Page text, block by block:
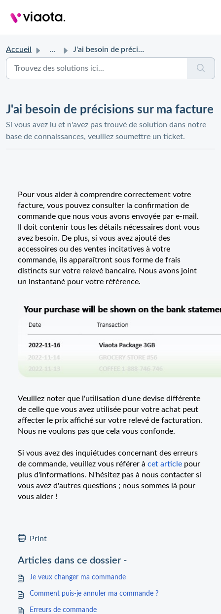
Accueil ... J'ai besoin de précisions sur ma facture
J'ai besoin de précisions sur ma facture
Si vous avez lu et n'avez pas trouvé de solution dans notre
base de connaissances, veuillez soumettre un ticket.
Pour vous aider à comprendre correctement votre
facture, vous pouvez consulter la confirmation de
commande que nous vous avons envoyée par e-mail.
Il doit contenir tous les détails nécessaires dont vous
avez besoin. De plus, si vous avez ajouté des
accessoires ou des ventes incitatives à votre
commande, ils apparaîtront sous forme de frais
distincts sur votre relevé bancaire. Nous avons joint
un instantané pour votre référence.
Veuillez noter que l'utilisation d'une devise différente
de celle que vous avez utilisée pour votre achat peut
affecter le prix affiché sur votre relevé de facturation.
Nous ne voulons pas que cela vous confonde.
Si vous avez des inquiétudes concernant des erreurs
de commande, veuillez vous référer à cet article pour
plus d'informations. N'hésitez pas à nous contacter si
vous avez d'autres questions ; nous sommes là pour
vous aider !
Print
Articles dans ce dossier -
Je veux changer ma commande
Comment puis-je annuler ma commande ?
Erreurs de commande